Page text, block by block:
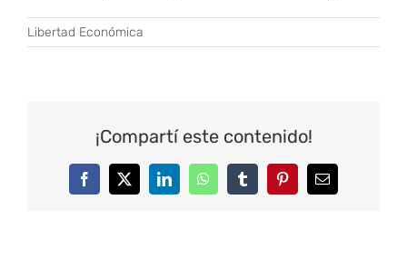
Libertad Económica
¡Compartí este contenido!
FacebookTwitterLinkedInWhatsAppTumblrPinterestCorreo
electrónico